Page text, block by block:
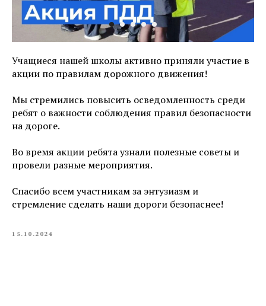
Учащиеся нашей школы активно приняли участие в
акции по правилам дорожного движения!
Мы стремились повысить осведомленность среди
ребят о важности соблюдения правил безопасности
на дороге.
Во время акции ребята узнали полезные советы и
провели разные мероприятия.
Спасибо всем участникам за энтузиазм и
стремление сделать наши дороги безопаснее!
15.10.2024